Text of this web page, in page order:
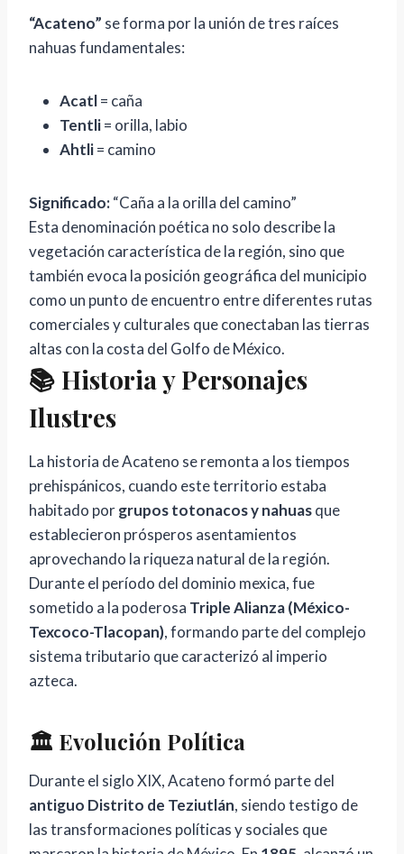
“Acateno” se forma por la unión de tres raíces
nahuas fundamentales:
Acatl= caña
Tentli= orilla, labio
Ahtli= camino
Significado:“Caña a la orilla del camino”
Esta denominación poética no solo describe la
vegetación característica de la región, sino que
también evoca la posición geográfica del municipio
como un punto de encuentro entre diferentes rutas
comerciales y culturales que conectaban las tierras
altas con la costa del Golfo de México.
📚 Historia y Personajes
Ilustres
La historia de Acateno se remonta a los tiempos
prehispánicos, cuando este territorio estaba
habitado porgrupos totonacos y nahuasque
establecieron prósperos asentamientos
aprovechando la riqueza natural de la región.
Durante el período del dominio mexica, fue
sometido a la poderosa Triple Alianza (México-
Texcoco-Tlacopan), formando parte del complejo
sistema tributario que caracterizó al imperio
azteca.
🏛️ Evolución Política
Durante el siglo XIX, Acateno formó parte del
antiguo Distrito de Teziutlán, siendo testigo de
las transformaciones políticas y sociales que